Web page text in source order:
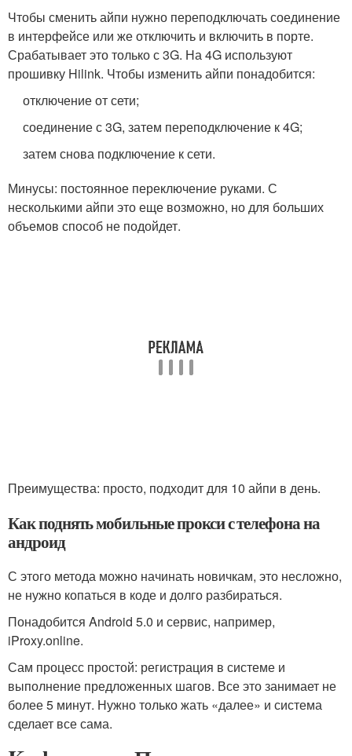
Чтобы сменить айпи нужно переподключать соединение
в интерфейсе или же отключить и включить в порте.
Срабатывает это только с 3G. На 4G используют
прошивку Hilink. Чтобы изменить айпи понадобится:
отключение от сети;
соединение с 3G, затем переподключение к 4G;
затем снова подключение к сети.
Минусы: постоянное переключение руками. С
несколькими айпи это еще возможно, но для больших
объемов способ не подойдет.
Преимущества: просто, подходит для 10 айпи в день.
Как поднять мобильные прокси с телефона на
андроид
С этого метода можно начинать новичкам, это несложно,
не нужно копаться в коде и долго разбираться.
Понадобится Android 5.0 и сервис, например,
iProxy.online.
Сам процесс простой: регистрация в системе и
выполнение предложенных шагов. Все это занимает не
более 5 минут. Нужно только жать «далее» и система
сделает все сама.